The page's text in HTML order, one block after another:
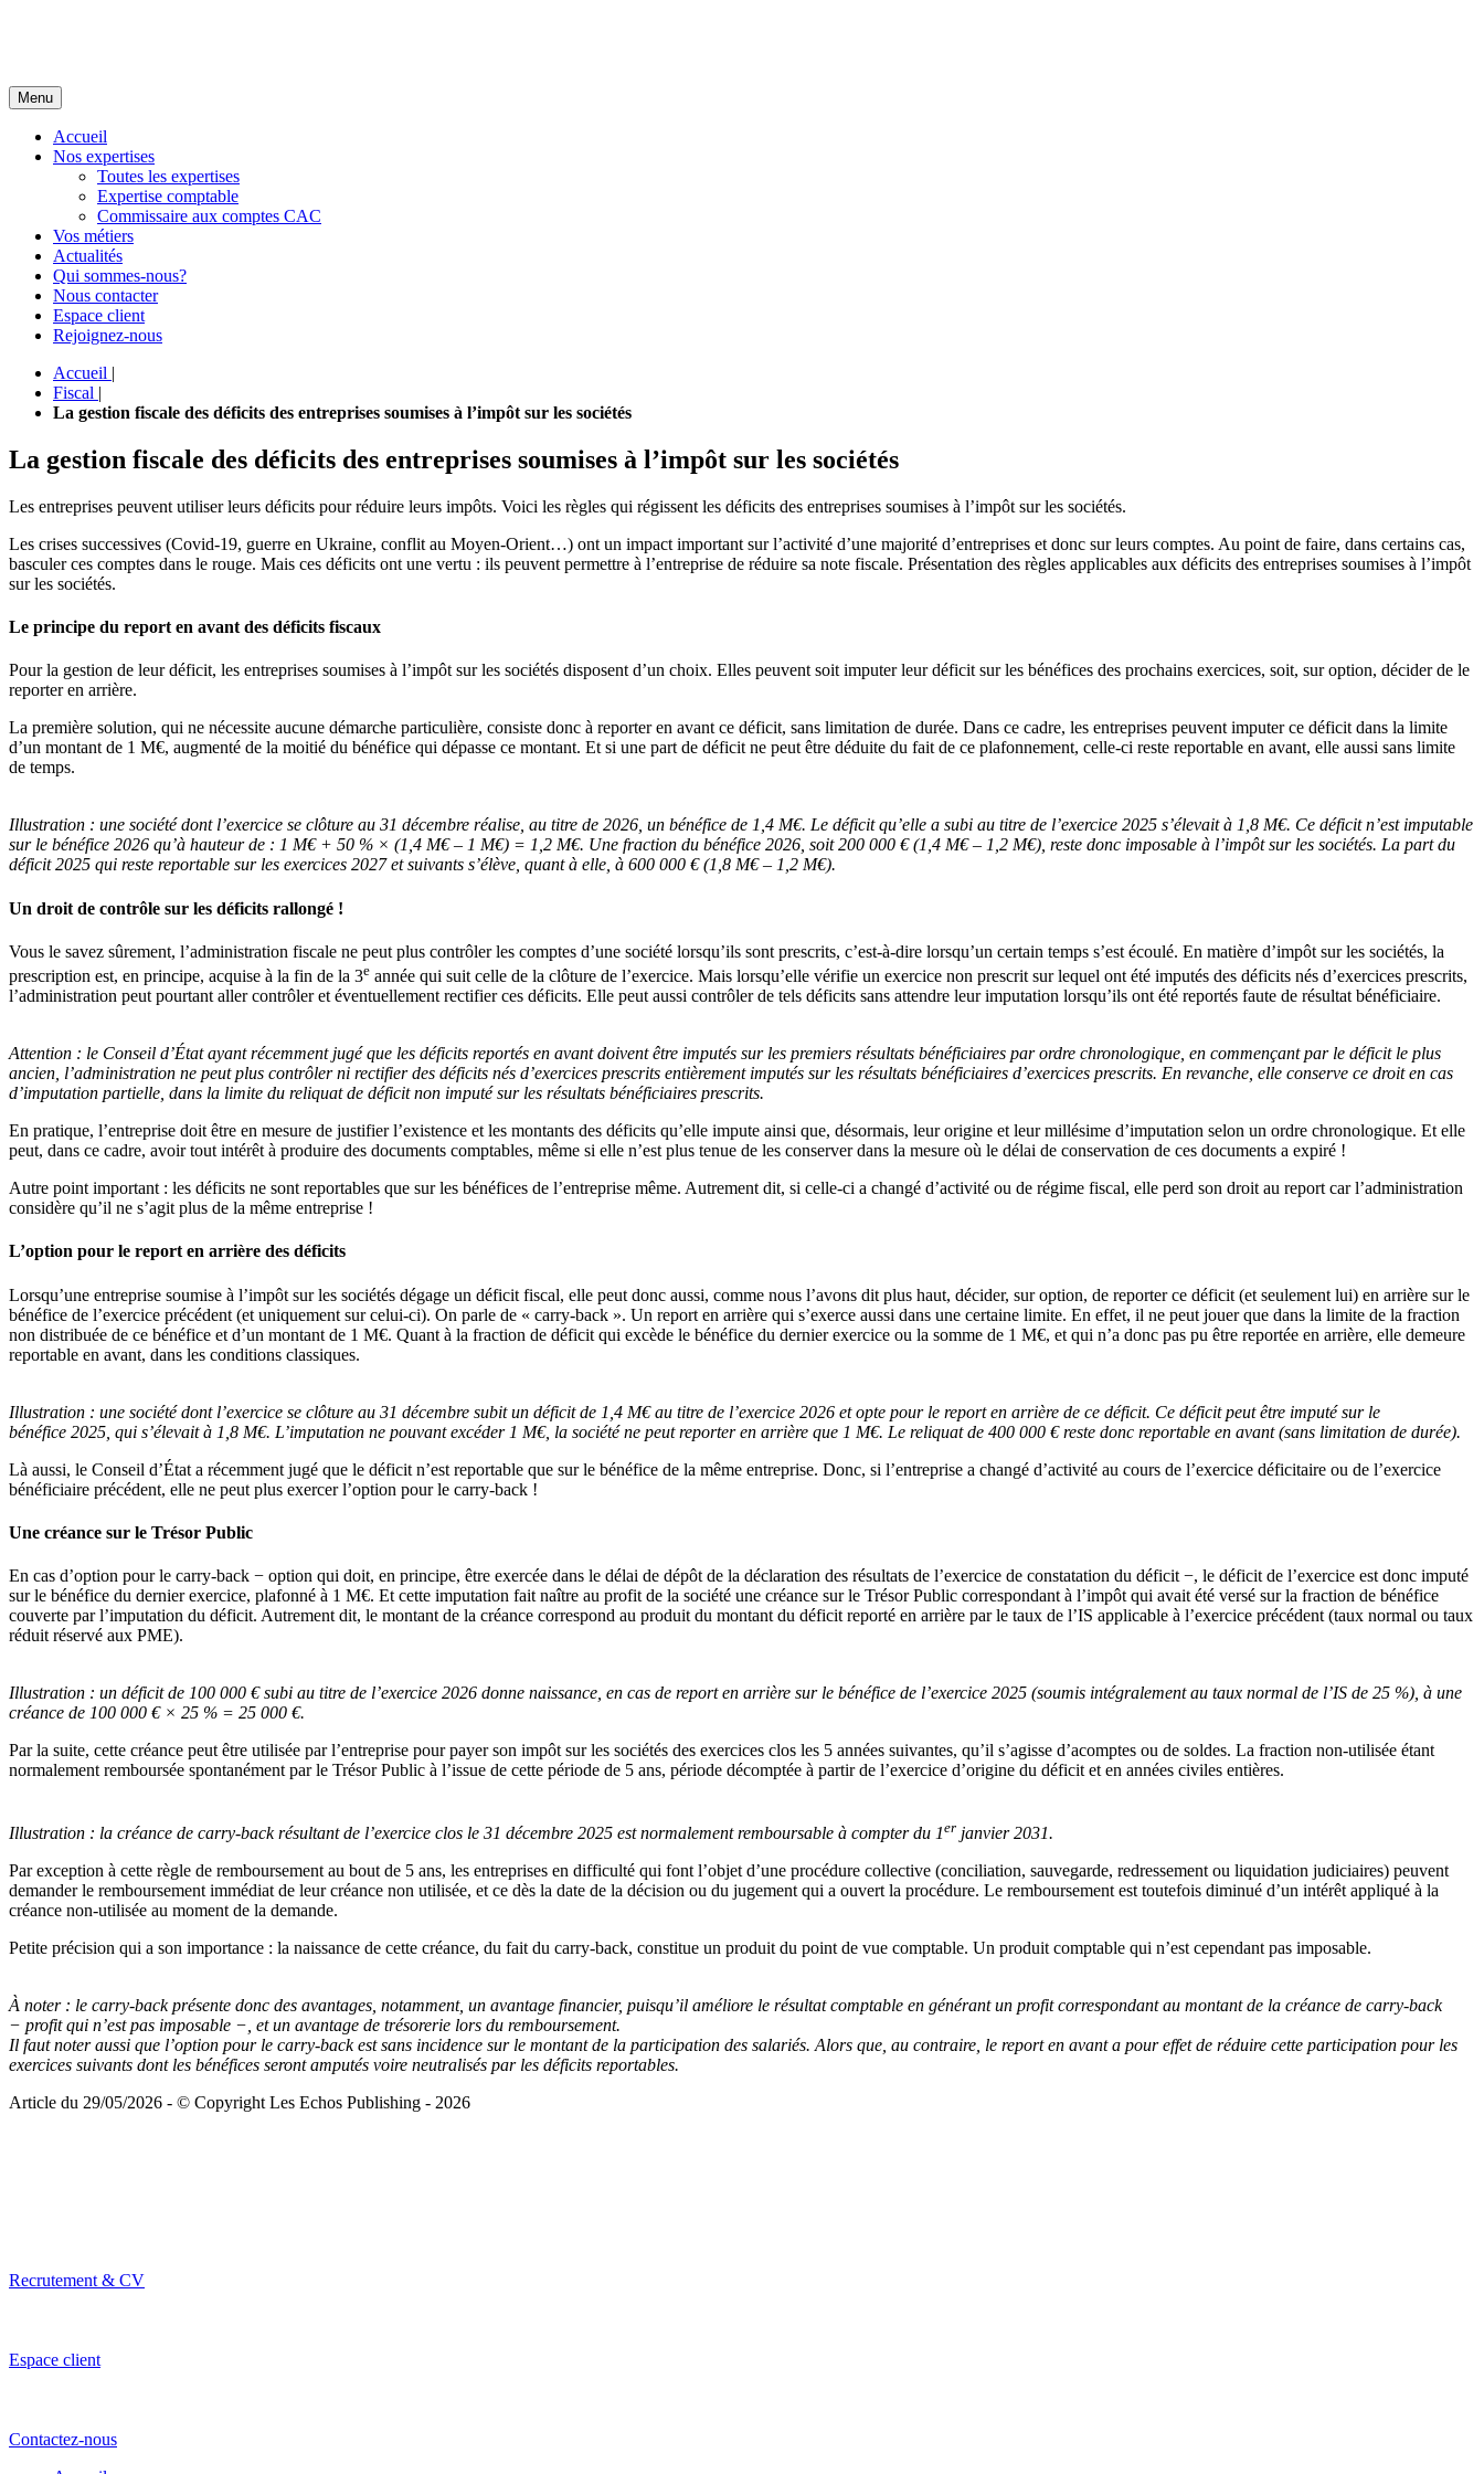
Menu
Accueil
Nos expertises
Toutes les expertises
Expertise comptable
Commissaire aux comptes CAC
Vos métiers
Actualités
Qui sommes-nous?
Nous contacter
Espace client
Rejoignez-nous
Accueil |
Fiscal |
La gestion fiscale des déficits des entreprises soumises à l’impôt sur les sociétés
La gestion fiscale des déficits des entreprises soumises à l’impôt sur les sociétés
Les entreprises peuvent utiliser leurs déficits pour réduire leurs impôts. Voici les règles qui régissent les déficits des entreprises soumises à l’impôt sur les sociétés.
Les crises successives (Covid-19, guerre en Ukraine, conflit au Moyen-Orient…) ont un impact important sur l’activité d’une majorité d’entreprises et donc sur leurs comptes. Au point de faire, dans certains cas,
basculer ces comptes dans le rouge. Mais ces déficits ont une vertu : ils peuvent permettre à l’entreprise de réduire sa note fiscale. Présentation des règles applicables aux déficits des entreprises soumises à l’impôt
sur les sociétés.
Le principe du report en avant des déficits fiscaux
Pour la gestion de leur déficit, les entreprises soumises à l’impôt sur les sociétés disposent d’un choix. Elles peuvent soit imputer leur déficit sur les bénéfices des prochains exercices, soit, sur option, décider de le
reporter en arrière.
La première solution, qui ne nécessite aucune démarche particulière, consiste donc à reporter en avant ce déficit, sans limitation de durée. Dans ce cadre, les entreprises peuvent imputer ce déficit dans la limite
d’un montant de 1 M€, augmenté de la moitié du bénéfice qui dépasse ce montant. Et si une part de déficit ne peut être déduite du fait de ce plafonnement, celle-ci reste reportable en avant, elle aussi sans limite
de temps.
Illustration : une société dont l’exercice se clôture au 31 décembre réalise, au titre de 2026, un bénéfice de 1,4 M€. Le déficit qu’elle a subi au titre de l’exercice 2025 s’élevait à 1,8 M€. Ce déficit n’est imputable
sur le bénéfice 2026 qu’à hauteur de : 1 M€ + 50 % × (1,4 M€ – 1 M€) = 1,2 M€. Une fraction du bénéfice 2026, soit 200 000 € (1,4 M€ – 1,2 M€), reste donc imposable à l’impôt sur les sociétés. La part du
déficit 2025 qui reste reportable sur les exercices 2027 et suivants s’élève, quant à elle, à 600 000 € (1,8 M€ – 1,2 M€).
Un droit de contrôle sur les déficits rallongé !
Vous le savez sûrement, l’administration fiscale ne peut plus contrôler les comptes d’une société lorsqu’ils sont prescrits, c’est-à-dire lorsqu’un certain temps s’est écoulé. En matière d’impôt sur les sociétés, la
prescription est, en principe, acquise à la fin de la 3e année qui suit celle de la clôture de l’exercice. Mais lorsqu’elle vérifie un exercice non prescrit sur lequel ont été imputés des déficits nés d’exercices prescrits,
l’administration peut pourtant aller contrôler et éventuellement rectifier ces déficits. Elle peut aussi contrôler de tels déficits sans attendre leur imputation lorsqu’ils ont été reportés faute de résultat bénéficiaire.
Attention : le Conseil d’État ayant récemment jugé que les déficits reportés en avant doivent être imputés sur les premiers résultats bénéficiaires par ordre chronologique, en commençant par le déficit le plus
ancien, l’administration ne peut plus contrôler ni rectifier des déficits nés d’exercices prescrits entièrement imputés sur les résultats bénéficiaires d’exercices prescrits. En revanche, elle conserve ce droit en cas
d’imputation partielle, dans la limite du reliquat de déficit non imputé sur les résultats bénéficiaires prescrits.
En pratique, l’entreprise doit être en mesure de justifier l’existence et les montants des déficits qu’elle impute ainsi que, désormais, leur origine et leur millésime d’imputation selon un ordre chronologique. Et elle
peut, dans ce cadre, avoir tout intérêt à produire des documents comptables, même si elle n’est plus tenue de les conserver dans la mesure où le délai de conservation de ces documents a expiré !
Autre point important : les déficits ne sont reportables que sur les bénéfices de l’entreprise même. Autrement dit, si celle-ci a changé d’activité ou de régime fiscal, elle perd son droit au report car l’administration
considère qu’il ne s’agit plus de la même entreprise !
L’option pour le report en arrière des déficits
Lorsqu’une entreprise soumise à l’impôt sur les sociétés dégage un déficit fiscal, elle peut donc aussi, comme nous l’avons dit plus haut, décider, sur option, de reporter ce déficit (et seulement lui) en arrière sur le
bénéfice de l’exercice précédent (et uniquement sur celui-ci). On parle de « carry-back ». Un report en arrière qui s’exerce aussi dans une certaine limite. En effet, il ne peut jouer que dans la limite de la fraction
non distribuée de ce bénéfice et d’un montant de 1 M€. Quant à la fraction de déficit qui excède le bénéfice du dernier exercice ou la somme de 1 M€, et qui n’a donc pas pu être reportée en arrière, elle demeure
reportable en avant, dans les conditions classiques.
Illustration : une société dont l’exercice se clôture au 31 décembre subit un déficit de 1,4 M€ au titre de l’exercice 2026 et opte pour le report en arrière de ce déficit. Ce déficit peut être imputé sur le
bénéfice 2025, qui s’élevait à 1,8 M€. L’imputation ne pouvant excéder 1 M€, la société ne peut reporter en arrière que 1 M€. Le reliquat de 400 000 € reste donc reportable en avant (sans limitation de durée).
Là aussi, le Conseil d’État a récemment jugé que le déficit n’est reportable que sur le bénéfice de la même entreprise. Donc, si l’entreprise a changé d’activité au cours de l’exercice déficitaire ou de l’exercice
bénéficiaire précédent, elle ne peut plus exercer l’option pour le carry-back !
Une créance sur le Trésor Public
En cas d’option pour le carry-back − option qui doit, en principe, être exercée dans le délai de dépôt de la déclaration des résultats de l’exercice de constatation du déficit −, le déficit de l’exercice est donc imputé
sur le bénéfice du dernier exercice, plafonné à 1 M€. Et cette imputation fait naître au profit de la société une créance sur le Trésor Public correspondant à l’impôt qui avait été versé sur la fraction de bénéfice
couverte par l’imputation du déficit. Autrement dit, le montant de la créance correspond au produit du montant du déficit reporté en arrière par le taux de l’IS applicable à l’exercice précédent (taux normal ou taux
réduit réservé aux PME).
Illustration : un déficit de 100 000 € subi au titre de l’exercice 2026 donne naissance, en cas de report en arrière sur le bénéfice de l’exercice 2025 (soumis intégralement au taux normal de l’IS de 25 %), à une
créance de 100 000 € × 25 % = 25 000 €.
Par la suite, cette créance peut être utilisée par l’entreprise pour payer son impôt sur les sociétés des exercices clos les 5 années suivantes, qu’il s’agisse d’acomptes ou de soldes. La fraction non-utilisée étant
normalement remboursée spontanément par le Trésor Public à l’issue de cette période de 5 ans, période décomptée à partir de l’exercice d’origine du déficit et en années civiles entières.
Illustration : la créance de carry-back résultant de l’exercice clos le 31 décembre 2025 est normalement remboursable à compter du 1er janvier 2031.
Par exception à cette règle de remboursement au bout de 5 ans, les entreprises en difficulté qui font l’objet d’une procédure collective (conciliation, sauvegarde, redressement ou liquidation judiciaires) peuvent
demander le remboursement immédiat de leur créance non utilisée, et ce dès la date de la décision ou du jugement qui a ouvert la procédure. Le remboursement est toutefois diminué d’un intérêt appliqué à la
créance non-utilisée au moment de la demande.
Petite précision qui a son importance : la naissance de cette créance, du fait du carry-back, constitue un produit du point de vue comptable. Un produit comptable qui n’est cependant pas imposable.
À noter : le carry-back présente donc des avantages, notamment, un avantage financier, puisqu’il améliore le résultat comptable en générant un profit correspondant au montant de la créance de carry-back
− profit qui n’est pas imposable −, et un avantage de trésorerie lors du remboursement.
Il faut noter aussi que l’option pour le carry-back est sans incidence sur le montant de la participation des salariés. Alors que, au contraire, le report en avant a pour effet de réduire cette participation pour les
exercices suivants dont les bénéfices seront amputés voire neutralisés par les déficits reportables.
Article du 29/05/2026 - © Copyright Les Echos Publishing - 2026
Recrutement & CV
Espace client
Contactez-nous